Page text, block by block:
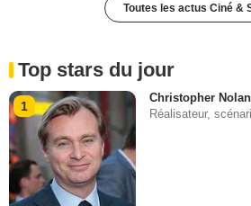
Toutes les actus Ciné &
Top stars du jour
1
Christopher Nolan
Réalisateur,